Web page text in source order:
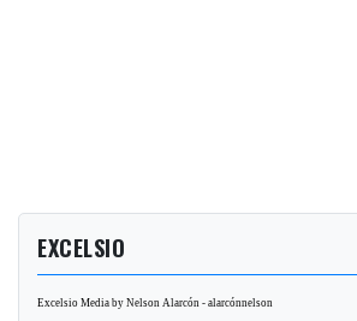
EXCELSIO
Excelsio Media by Nelson Alarcón - alarcónnelson